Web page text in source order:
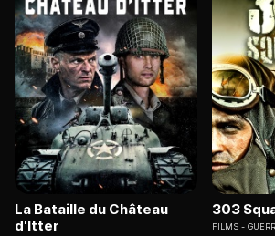
La Bataille du Château
d'Itter
303
FILMS